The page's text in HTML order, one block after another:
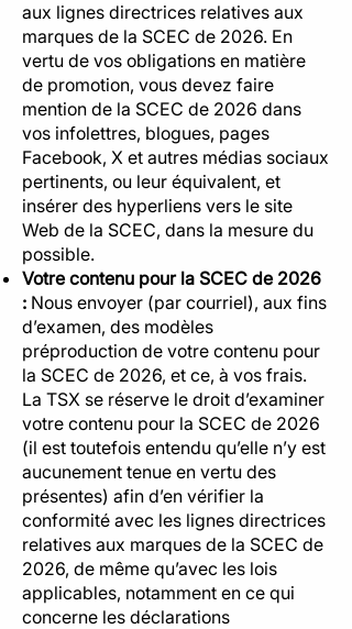
aux lignes directrices relatives aux
marques de la SCEC de 2026. En
vertu de vos obligations en matière
de promotion, vous devez faire
mention de la SCEC de 2026 dans
vos infolettres, blogues, pages
Facebook, X et autres médias sociaux
pertinents, ou leur équivalent, et
insérer des hyperliens vers le site
Web de la SCEC, dans la mesure du
possible.
Votre contenu pour la SCEC de 2026
: Nous envoyer (par courriel), aux fins
d’examen, des modèles
préproduction de votre contenu pour
la SCEC de 2026, et ce, à vos frais.
La TSX se réserve le droit d’examiner
votre contenu pour la SCEC de 2026
(il est toutefois entendu qu’elle n’y est
aucunement tenue en vertu des
présentes) afin d’en vérifier la
conformité avec les lignes directrices
relatives aux marques de la SCEC de
2026, de même qu’avec les lois
applicables, notamment en ce qui
concerne les déclarations